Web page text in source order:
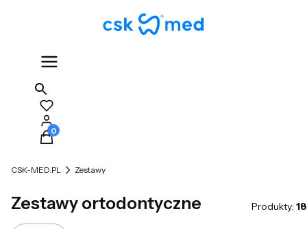
Produkty w koszyku: 0. Zobacz szczegóły
CSK-MED.PL Zestawy
Zestawy ortodontyczne Produkty: 18